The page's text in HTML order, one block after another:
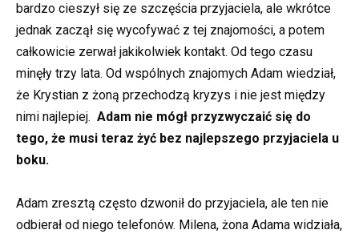
bardzo cieszył się ze szczęścia przyjaciela, ale wkrótce
jednak zaczął się wycofywać z tej znajomości, a potem
całkowicie zerwał jakikolwiek kontakt. Od tego czasu
minęły trzy lata. Od wspólnych znajomych Adam wiedział,
że Krystian z żoną przechodzą kryzys i nie jest między
nimi najlepiej. Adam nie mógł przyzwyczaić się do
tego, że musi teraz żyć bez najlepszego przyjaciela u
boku.
Adam zresztą często dzwonił do przyjaciela, ale ten nie
odbierał od niego telefonów. Milena, żona Adama widziała,